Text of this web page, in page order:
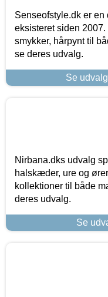
Senseofstyle.dk er
eksisteret siden
smykker, hårpynt til
se deres udvalg.
Se
Nirbana.dks udvalg
halskæder, ure og
kollektioner til både
deres udvalg.
Se